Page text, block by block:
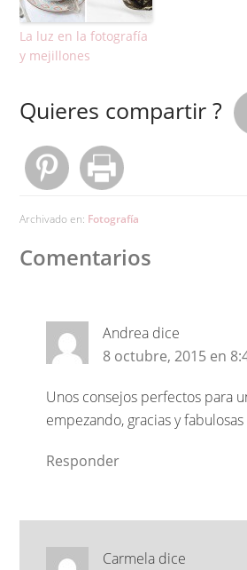
La luz en la fotografía
y mejillones
Quieres compartir ?
Archivado en: Fotografía
Comentarios
Andrea dice
8 octubre, 2015 en
Unos consejos perfectos para
empezando, gracias y
Responder
Carmela dice